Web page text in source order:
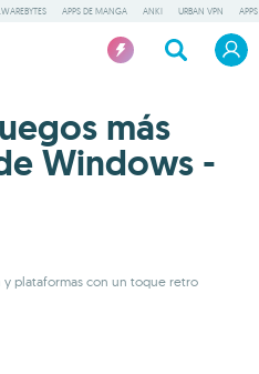
APPS DE MANGA ANKI URBAN VPN
más
Windows -
y plataformas con un toque retro